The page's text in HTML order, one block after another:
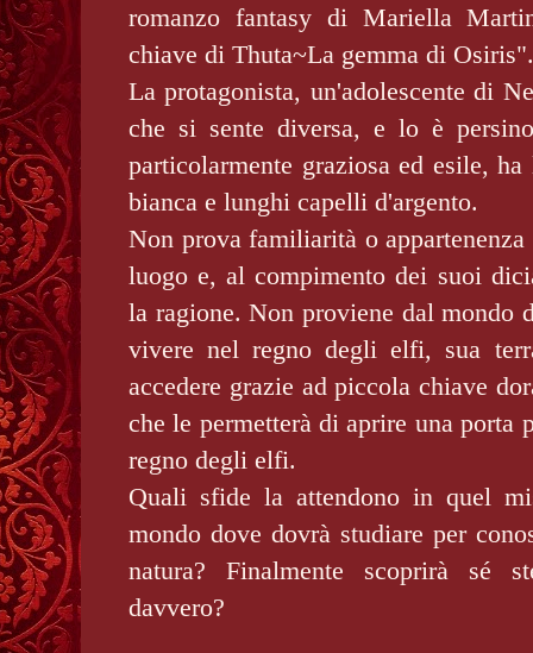
romanzo fantasy di Mariella
chiave di Thuta~La gemma di
La protagonista, un'adolescente di
che si sente diversa, e lo è
particolarmente graziosa ed esile,
bianca e lunghi capelli d'argento.
Non prova familiarità o
luogo e, al compimento dei suoi
la ragione. Non proviene dal mondo
vivere nel regno degli elfi, sua
accedere grazie ad piccola chiave
che le permetterà di aprire una porta
regno degli elfi.
Quali sfide la attendono in quel
mondo dove dovrà studiare per
natura? Finalmente scoprirà sé
davvero?